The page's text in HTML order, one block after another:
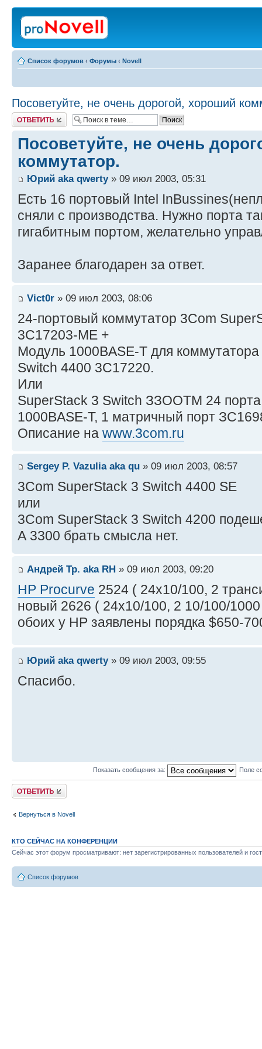
Список форумов ‹ Форумы ‹ Novell
Посоветуйте, не очень дорогой, хороший
Ответить
Посоветуйте, не очень
коммутатор.
Юрий aka qwerty» 09 июл 2003, 05:31
Есть 16 портовый Intel
сняли с производства. Нужно порта
гигабитным портом, желательно
Заранее благодарен за ответ.
Vict0r » 09 июл 2003, 08:06
24-портовый коммутатор 3Com
3C17203-МЕ +
Модуль 1000BASE-T для
Switch 4400 3C17220.
Или
SuperStack 3 Switch ЗЗООТМ 24
1000BASE-T, 1 матричный порт
Описание на www.3com.ru
Sergey P. Vazulia aka qu » 09 июл 2003, 08:57
3Com SuperStack 3 Switch 4400 SE
или
3Com SuperStack 3 Switch 4200
А 3300 брать смысла нет.
Андрей Тр. aka RH » 09 июл 2003, 09:20
HP Procurve 2524 ( 24х10/100, 2
новый 2626 ( 24х10/100, 2 10/100/
обоих у НР заявлены порядка $650-
Юрий aka qwerty» 09 июл 2003, 09:55
Спасибо.
Показать сообщения за: Поле
Ответить
Вернуться в Novell
КТО СЕЙЧАС НА КОНФЕРЕНЦИИ
Сейчас этот форум просматривают: нет зарегистрированных пользователей и
Список форумов